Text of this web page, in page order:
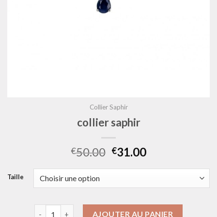
Collier Saphir
collier saphir
€50.00 €31.00
Taille
AJOUTER AU PANIER